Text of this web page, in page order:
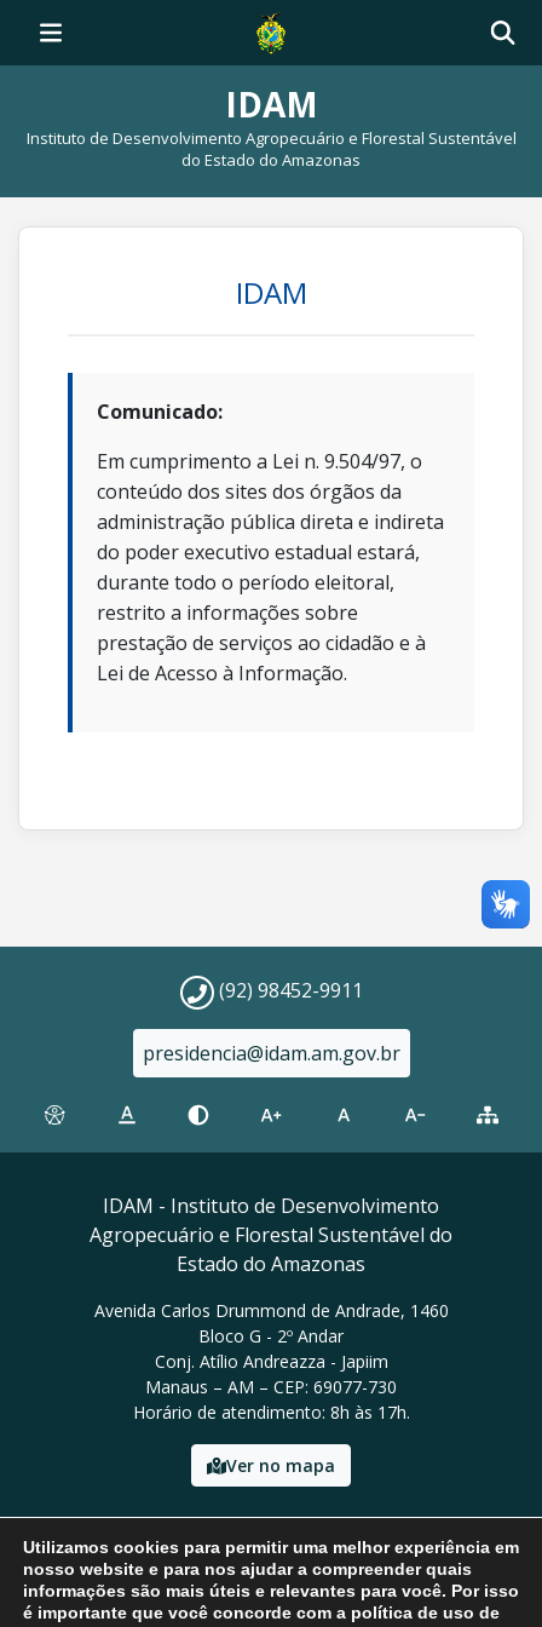
IDAM
Instituto de Desenvolvimento Agropecuário e Florestal Sustentável
do Estado do Amazonas
IDAM
Comunicado:
Em cumprimento a Lei n. 9.504/97, o
conteúdo dos sites dos órgãos da
administração pública direta e indireta
do poder executivo estadual estará,
durante todo o período eleitoral,
restrito a informações sobre
prestação de serviços ao cidadão e à
Lei de Acesso à Informação.
(92) 98452-9911
presidencia@idam.am.gov.br
IDAM - Instituto de Desenvolvimento
Agropecuário e Florestal Sustentável do
Estado do Amazonas
Avenida Carlos Drummond de Andrade, 1460
Bloco G - 2º Andar
Conj. Atílio Andreazza - Japiim
Manaus – AM – CEP: 69077-730
Horário de atendimento: 8h às 17h.
Ver no mapa
Email: presidencia@idam.am.gov.br
Tel: (92) 98452-9911
Utilizamos cookies para permitir uma melhor experiência em
nosso website e para nos ajudar a compreender quais
informações são mais úteis e relevantes para você. Por isso
é importante que você concorde com a política de uso de